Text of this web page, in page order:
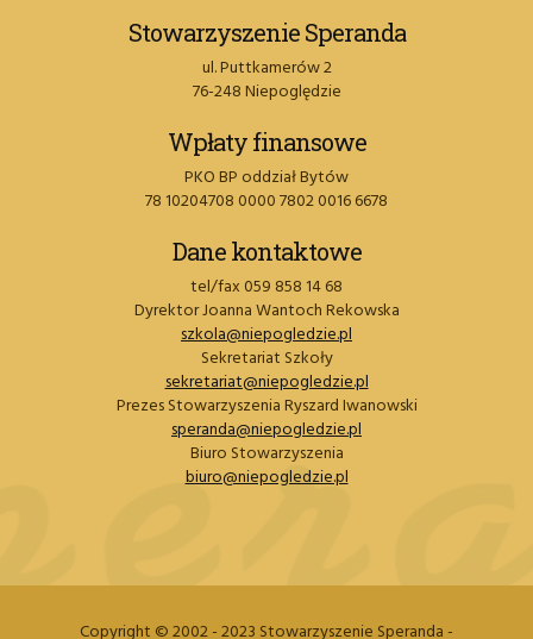
Stowarzyszenie Speranda
ul. Puttkamerów 2
76-248 Niepoględzie
Wpłaty finansowe
PKO BP oddział Bytów
78 10204708 0000 7802 0016 6678
Dane kontaktowe
tel/fax 059 858 14 68
Dyrektor Joanna Wantoch Rekowska
szkola@niepogledzie.pl
Sekretariat Szkoły
sekretariat@niepogledzie.pl
Prezes Stowarzyszenia Ryszard Iwanowski
speranda@niepogledzie.pl
Biuro Stowarzyszenia
biuro@niepogledzie.pl
Copyright © 2002 - 2023 Stowarzyszenie Speranda -